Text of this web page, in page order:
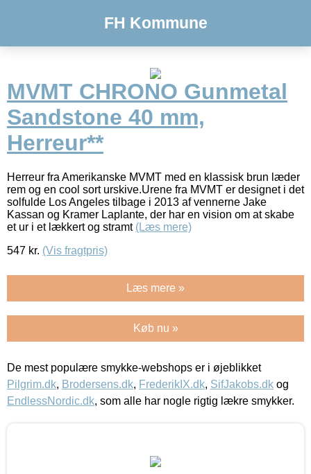
FH Kommune
MVMT CHRONO Gunmetal
Sandstone 40 mm,
Herreur**
Herreur fra Amerikanske MVMT med en klassisk brun læder
rem og en cool sort urskive.Urene fra MVMT er designet i det
solfulde Los Angeles tilbage i 2013 af vennerne Jake
Kassan og Kramer Laplante, der har en vision om at skabe
et ur i et lækkert og stramt (Læs mere)
547 kr. (Vis fragtpris)
Læs mere »
Køb nu »
De mest populære smykke-webshops er i øjeblikket
Pilgrim.dk, Brodersens.dk, FrederikIX.dk, SifJakobs.dk og
EndlessNordic.dk, som alle har nogle rigtig lækre smykker.